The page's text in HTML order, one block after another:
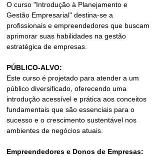
O curso "Introdução à Planejamento e
Gestão Empresarial" destina-se a
profissionais e empreendedores que buscam
aprimorar suas habilidades na gestão
estratégica de empresas.
PÚBLICO-ALVO:
Este curso é projetado para atender a um
público diversificado, oferecendo uma
introdução acessível e prática aos conceitos
fundamentais que são essenciais para o
sucesso e o crescimento sustentável nos
ambientes de negócios atuais.
Empreendedores e Donos de Empresas: